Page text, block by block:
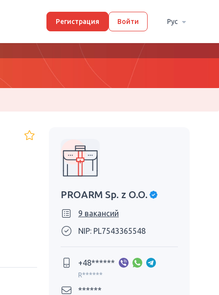
Регистрация Войти Рус
PROARM Sp. z O.O.
9 вакансий
NIP: PL7543365548
+48******
R******
******